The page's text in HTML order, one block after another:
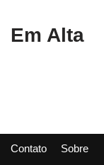
Em Alta
Contato Sobre